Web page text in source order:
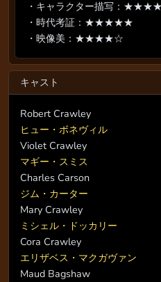
・キャラクター描写：
・時代考証：★★★★★
・映像美：★★★★☆
キャスト
Robert Crawley
ヒュー・ボネヴィル
Violet Crawley
マギー・スミス
Charles Carson
ジム・カーター
Mary Crawley
ミシェル・ドッカリー
Cora Crawley
エリザベス・マクガヴァン
Maud Bagshaw